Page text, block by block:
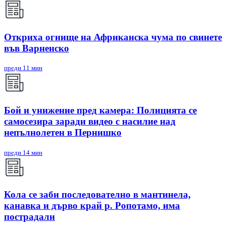
Откриха огнище на Африканска чума по свинете
във Варненско
преди 11 мин
Бой и унижение пред камера: Полицията се
самосезира заради видео с насилие над
непълнолетен в Пернишко
преди 14 мин
Кола се заби последователно в мантинела,
канавка и дърво край р. Ропотамо, има
пострадали